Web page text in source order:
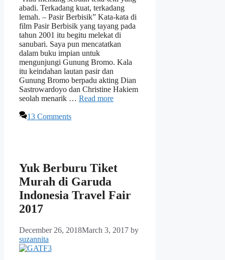
abadi. Terkadang kuat, terkadang
lemah. – Pasir Berbisik” Kata-kata di
film Pasir Berbisik yang tayang pada
tahun 2001 itu begitu melekat di
sanubari. Saya pun mencatatkan
dalam buku impian untuk
mengunjungi Gunung Bromo. Kala
itu keindahan lautan pasir dan
Gunung Bromo berpadu akting Dian
Sastrowardoyo dan Christine Hakiem
seolah menarik … Read more
13 Comments
Yuk Berburu Tiket
Murah di Garuda
Indonesia Travel Fair
2017
December 26, 2018March 3, 2017 by
suzannita